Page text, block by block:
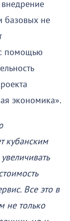
базовых не
помощью
экономика».
кубанским
Все это в
не только